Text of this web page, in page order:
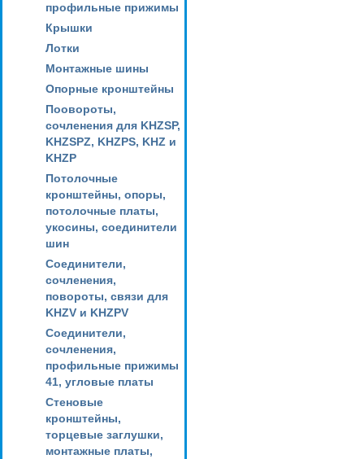
профильные прижимы
Крышки
Лотки
Монтажные шины
Опорные кронштейны
Поовороты,
сочленения для KHZSP,
KHZSPZ, KHZPS, KHZ и
KHZP
Потолочные
кронштейны, опоры,
потолочные платы,
укосины, соединители
шин
Соединители,
сочленения,
повороты, связи для
KHZV и KHZPV
Соединители,
сочленения,
профильные прижимы
41, угловые платы
Стеновые
кронштейны,
торцевые заглушки,
монтажные платы,